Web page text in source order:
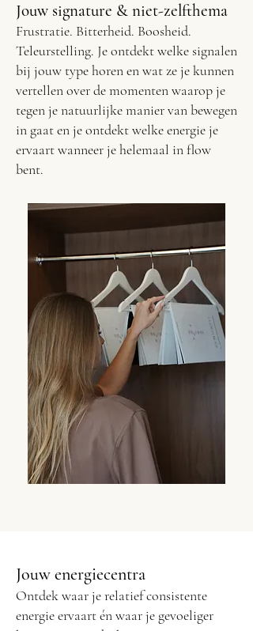
Jouw signature & niet-zelfthema
Frustratie. Bitterheid. Boosheid.
Teleurstelling. Je ontdekt welke signalen
bij jouw type horen en wat ze je kunnen
vertellen over de momenten waarop je
tegen je natuurlijke manier van bewegen
in gaat en je ontdekt welke energie je
ervaart wanneer je helemaal in flow
bent.
Jouw energiecentra
Ontdek waar je relatief consistente
energie ervaart én waar je gevoeliger